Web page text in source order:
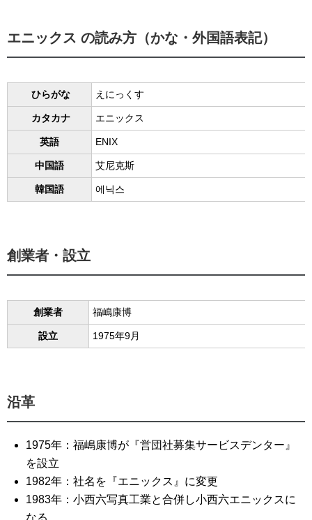
エニックス の読み方（かな・外国語表記）
ひらがな えにっくす
カタカナ エニックス
英語 ENIX
中国語 艾尼克斯
韓国語 에닉스
創業者・設立
創業者 福嶋康博
設立 1975年9月
沿革
1975年：福嶋康博が『営団社募集サービスデンター』
を設立
1982年：社名を『エニックス』に変更
1983年：小西六写真工業と合併し小西六エニックスに
なる